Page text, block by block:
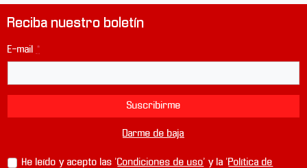
Reciba nuestro boletín
E-mail *
Suscribirme
Darme de baja
He leído y acepto las 'Condiciones de uso' y la 'Política de